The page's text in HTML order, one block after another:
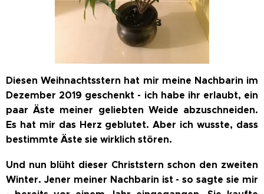
Diesen Weihnachtsstern hat mir meine Nachbarin im
Dezember 2019 geschenkt - ich habe ihr erlaubt, ein
paar Äste meiner geliebten Weide abzuschneiden.
Es hat mir das Herz geblutet. Aber ich wusste, dass
bestimmte Äste sie wirklich stören.
Und nun blüht dieser Christstern schon den zweiten
Winter. Jener meiner Nachbarin ist - so sagte sie mir